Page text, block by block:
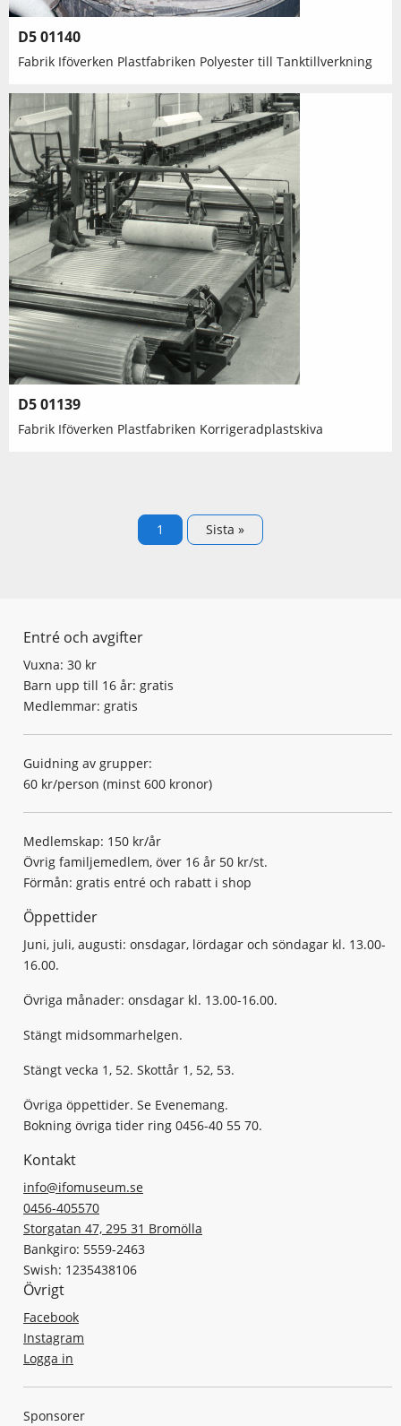
D5 01140
Fabrik Iföverken Plastfabriken Polyester till Tanktillverkning
D5 01139
Fabrik Iföverken Plastfabriken Korrigeradplastskiva
Paginering
Nuvarande sida
1 Sista sidan
Sista »
Entré och avgifter
Vuxna: 30 kr
Barn upp till 16 år: gratis
Medlemmar: gratis
Guidning av grupper:
60 kr/person (minst 600 kronor)
Medlemskap: 150 kr/år
Övrig familjemedlem, över 16 år 50 kr/st.
Förmån: gratis entré och rabatt i shop
Öppettider
Juni, juli, augusti: onsdagar, lördagar och söndagar kl. 13.00-
16.00.
Övriga månader: onsdagar kl. 13.00-16.00.
Stängt midsommarhelgen.
Stängt vecka 1, 52. Skottår 1, 52, 53.
Övriga öppettider. Se Evenemang.
Bokning övriga tider ring 0456-40 55 70.
Kontakt
info@ifomuseum.se
0456-405570
Storgatan 47, 295 31 Bromölla
Bankgiro: 5559-2463
Swish: 1235438106
Övrigt
Facebook
Instagram
Logga in
Sponsorer